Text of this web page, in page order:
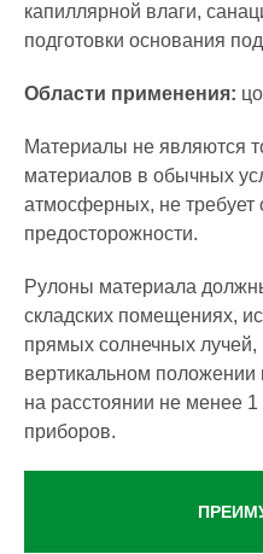
капиллярной влаги,
подготовки основания
Области применения:
Материалы не являются
материалов в обычных
атмосферных, не требует
предосторожности.
Рулоны материала
складских помещениях,
прямых солнечных
вертикальном положении
на расстоянии не менее
приборов.